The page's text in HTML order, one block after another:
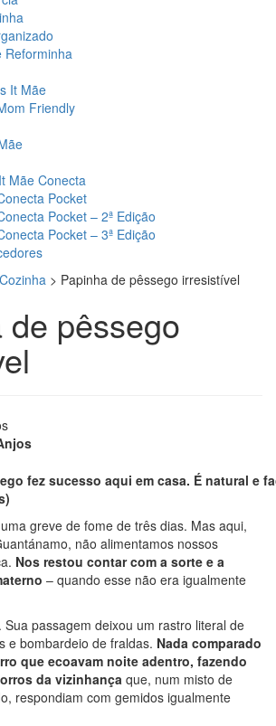
Reforminha
It Mãe
Friendly
Mãe Conecta
Pocket
Pocket – 2ª Edição
Pocket – 3ª Edição
> Papinha de pêssego irresistível
de pêssego
fez sucesso aqui em casa. É natural e
greve de fome de três dias. Mas aqui,
não alimentamos nossos
Nos restou contar com a sorte e a
– quando esse não era igualmente
Sua passagem deixou um rastro literal de
e bombardeio de fraldas. Nada comparado
que ecoavam noite adentro, fazendo
da vizinhança que, num misto de
respondiam com gemidos igualmente